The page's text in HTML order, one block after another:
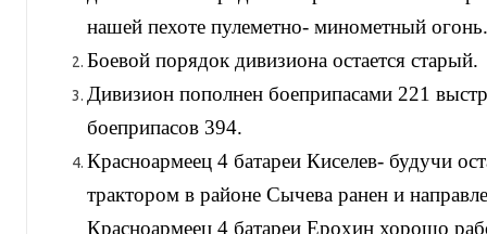
нашей пехоте пулеметно- минометный огонь.
Боевой порядок дивизиона остается старый.
Дивизион пополнен боеприпасами 221
боеприпасов 394.
Красноармеец 4 батареи Киселев- будучи
трактором в районе Сычева ранен и
Красноармеец 4 батареи Ерохин хорошо